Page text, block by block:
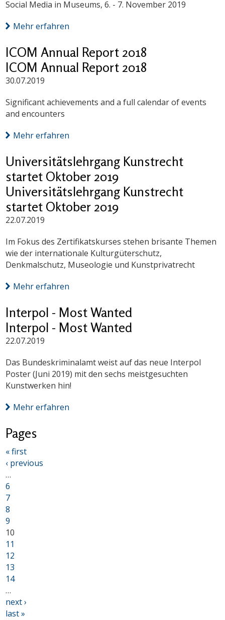
Social Media in Museums, 6. - 7. November 2019
Mehr erfahren
ICOM Annual Report 2018
ICOM Annual Report 2018
30.07.2019
Significant achievements and a full calendar of events
and encounters
Mehr erfahren
Universitätslehrgang Kunstrecht
startet Oktober 2019
Universitätslehrgang Kunstrecht
startet Oktober 2019
22.07.2019
Im Fokus des Zertifikatskurses stehen brisante Themen
wie der internationale Kulturgüterschutz,
Denkmalschutz, Museologie und Kunstprivatrecht
Mehr erfahren
Interpol - Most Wanted
Interpol - Most Wanted
22.07.2019
Das Bundeskriminalamt weist auf das neue Interpol
Poster (Juni 2019) mit den sechs meistgesuchten
Kunstwerken hin!
Mehr erfahren
Pages
« first
‹ previous
…
6
7
8
9
10
11
12
13
14
…
next ›
last »